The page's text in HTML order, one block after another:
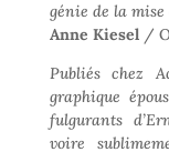
génie de la mise
Anne Kiesel/
Publiés chez
graphique
fulgurants
voire